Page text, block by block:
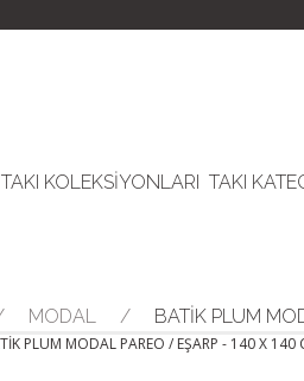
TAKI KOLEKSİYONLARI TAKI
MODAL BATİK PLUM